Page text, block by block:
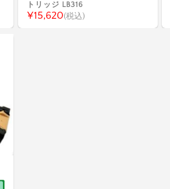
トリッジ LB316
¥15,620(税込)